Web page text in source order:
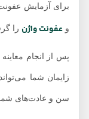
برای آزمایش
عفونت واژن را گرفته
پس از انجام معاینه
زایمان شما می‌تواند
سن و عادت‌های شما